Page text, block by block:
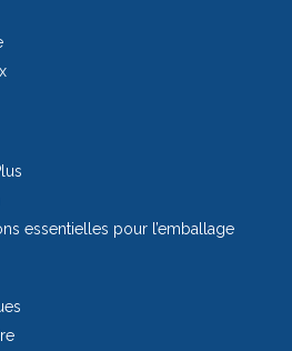
essentielles pour l’emballage​